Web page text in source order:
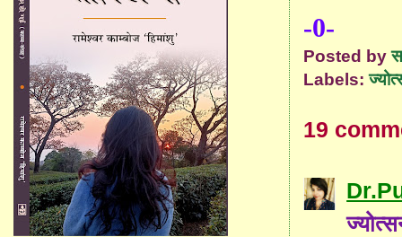
-0-
Posted by
Labels:
19